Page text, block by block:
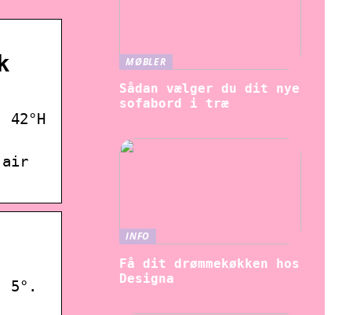
air
5°.
MØBLER
Sådan vælger du dit nye
sofabord i træ
INFO
Få dit drømmekøkken hos
Designa